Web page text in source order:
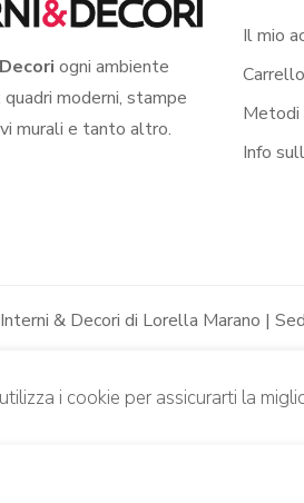
ogni ambiente
quadri moderni, stampe
murali e tanto altro.
Il mio
Carrello
Metodi
Info
& Decori di Lorella Marano |
i cookie per assicurarti la